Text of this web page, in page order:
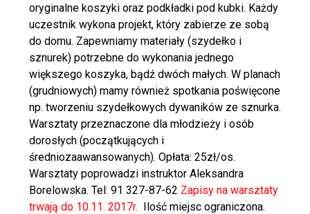
oryginalne koszyki oraz podkładki pod kubki. Każdy
uczestnik wykona projekt, który zabierze ze sobą
do domu. Zapewniamy materiały (szydełko i
sznurek) potrzebne do wykonania jednego
większego koszyka, bądź dwóch małych. W planach
(grudniowych) mamy również spotkania poświęcone
np. tworzeniu szydełkowych dywaników ze sznurka.
Warsztaty przeznaczone dla młodzieży i osób
dorosłych (początkujących i
średniozaawansowanych). Opłata: 25zł/os.
Warsztaty poprowadzi instruktor Aleksandra
Borelowska. Tel: 91 327-87-62 Zapisy na warsztaty
trwają do 10.11. 2017r. Ilość miejsc ograniczona.